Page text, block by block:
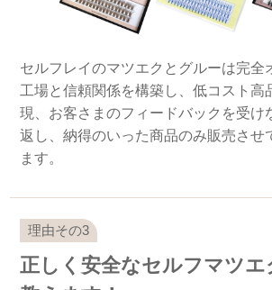
セルフレイのマツエクとグルーは完全
工場と信頼関係を構築し、低コスト高
現、お客さまのフィードバックを受け
返し、納得のいった商品のみ販売させ
ます。
正しく安全なセルフマツエ